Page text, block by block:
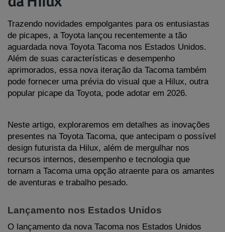
Trazendo novidades empolgantes para os entusiastas
de picapes, a Toyota lançou recentemente a tão
aguardada nova Toyota Tacoma nos Estados Unidos.
Além de suas características e desempenho
aprimorados, essa nova iteração da Tacoma também
pode fornecer uma prévia do visual que a Hilux, outra
popular picape da Toyota, pode adotar em 2026.
Neste artigo, exploraremos em detalhes as inovações
presentes na Toyota Tacoma, que antecipam o possível
design futurista da Hilux, além de mergulhar nos
recursos internos, desempenho e tecnologia que
tornam a Tacoma uma opção atraente para os amantes
de aventuras e trabalho pesado.
Lançamento nos Estados Unidos
O lançamento da nova Tacoma nos Estados Unidos